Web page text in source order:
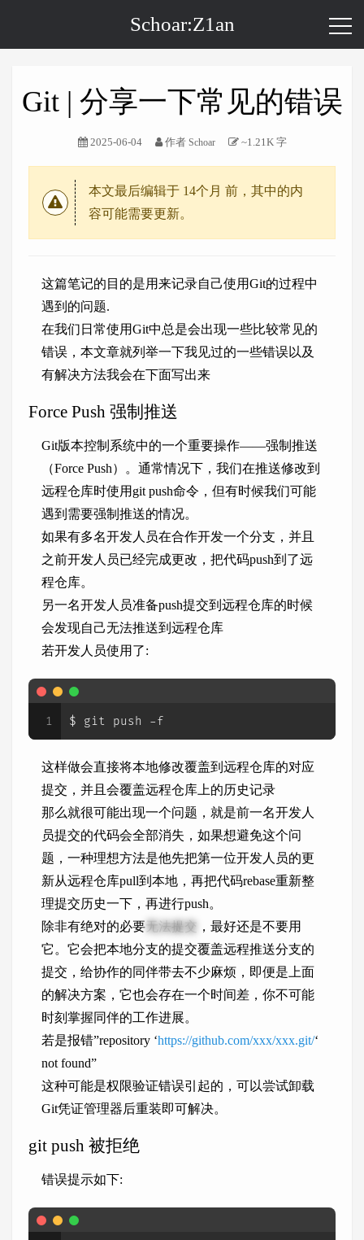
Schoar:Z1an
Git | 分享一下常见的错误
2025-06-04 作者 Schoar ~1.21K 字
本文最后编辑于 14个月 前，其中的内
容可能需要更新。
这篇笔记的目的是用来记录自己使用Git的过程中
遇到的问题.
在我们日常使用Git中总是会出现一些比较常见的
错误，本文章就列举一下我见过的一些错误以及
有解决方法我会在下面写出来
Force Push 强制推送
Git版本控制系统中的一个重要操作——强制推送
（Force Push）。通常情况下，我们在推送修改到
远程仓库时使用git push命令，但有时候我们可能
遇到需要强制推送的情况。
如果有多名开发人员在合作开发一个分支，并且
之前开发人员已经完成更改，把代码push到了远
程仓库。
另一名开发人员准备push提交到远程仓库的时候
会发现自己无法推送到远程仓库
若开发人员使用了:
1 $ git push -f
这样做会直接将本地修改覆盖到远程仓库的对应
提交，并且会覆盖远程仓库上的历史记录
那么就很可能出现一个问题，就是前一名开发人
员提交的代码会全部消失，如果想避免这个问
题，一种理想方法是他先把第一位开发人员的更
新从远程仓库pull到本地，再把代码rebase重新整
理提交历史一下，再进行push。
除非有绝对的必要无法提交 ，最好还是不要用
它。它会把本地分支的提交覆盖远程推送分支的
提交，给协作的同伴带去不少麻烦，即便是上面
的解决方案，它也会存在一个时间差，你不可能
时刻掌握同伴的工作进展。
若是报错”repository ‘https://github.com/xxx/xxx.git/‘
not found”
这种可能是权限验证错误引起的，可以尝试卸载
Git凭证管理器后重装即可解决。
git push 被拒绝
错误提示如下: